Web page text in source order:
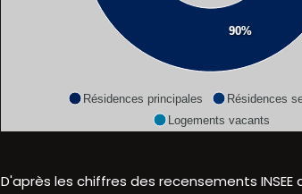
90%
Résidences principales
Résidences
Logements vacants
D'après les chiffres des recensements INSEE